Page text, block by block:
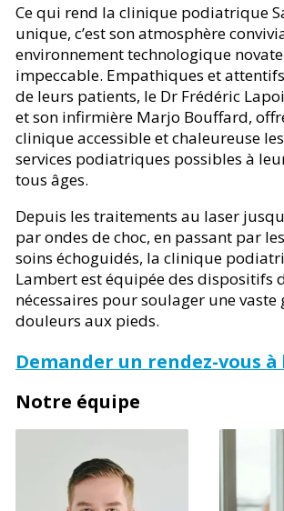
Ce qui rend la clinique podiatrique
unique, c’est son atmosphère
environnement technologique
impeccable. Empathiques et
de leurs patients, le Dr Frédéric
et son infirmière Marjo Bouffard,
clinique accessible et chaleureuse
services podiatriques possibles à
tous âges.
Depuis les traitements au laser
par ondes de choc, en passant par
soins échoguidés, la clinique
Lambert est équipée des dispositifs
nécessaires pour soulager une vaste
douleurs aux pieds.
Demander un rendez-vous
Notre équipe